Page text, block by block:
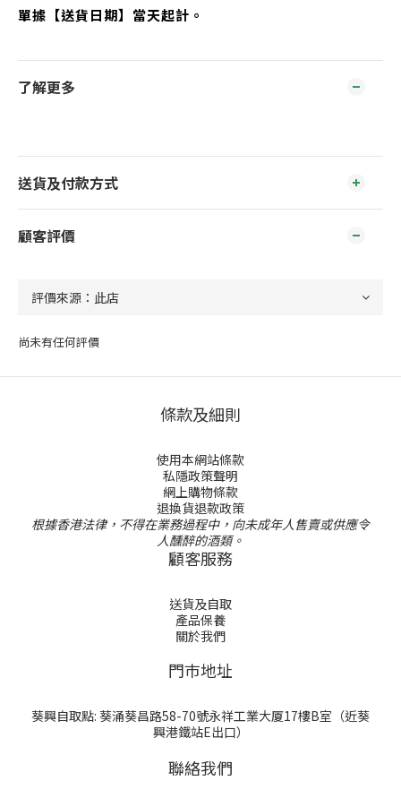
單據【送貨日期】當天起計。
了解更多
送貨及付款方式
顧客評價
尚未有任何評價
條款及細則
使用本網站條款
私隱政策聲明
網上購物條款
退換貨退款政策
根據香港法律，不得在業務過程中，向未成年人售賣或供應令
人醺醉的酒類。
顧客服務
送貨及自取
產品保養
關於我們
門巿地址
葵興自取點: 葵涌葵昌路58-70號永祥工業大厦17樓B室（近葵
興港鐵站E出口）
聯絡我們